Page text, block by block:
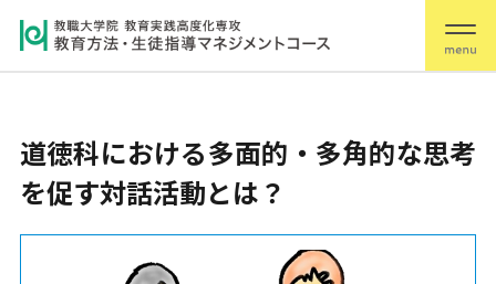
道徳科における多面的・多角的な思考
を促す対話活動とは？